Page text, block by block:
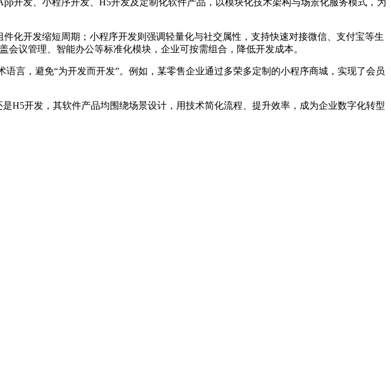
化开发缩短周期；小程序开发则强调轻量化与社交属性，支持快速对接微信、支付宝等生
议管理、智能办公等标准化模块，企业可按需组合，降低开发成本。
言，避免“为开发而开发”。例如，某零售企业通过多荣多定制的小程序商城，实现了会员
H5开发，其软件产品均围绕场景设计，用技术简化流程、提升效率，成为企业数字化转型